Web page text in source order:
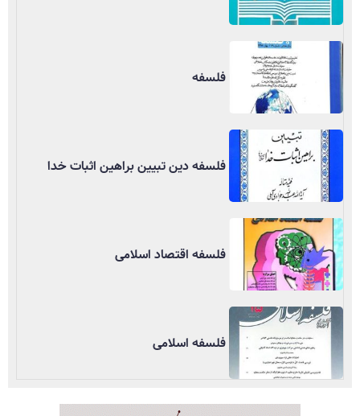
فلسفه
فلسفه دین تبیین براهین اثبات خدا
فلسفه اقتصاد اسلامی
فلسفه اسلامی